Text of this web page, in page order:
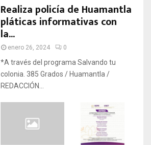
Realiza policía de Huamantla
pláticas informativas con
la...
enero 26, 2024 0
*A través del programa Salvando tu
colonia. 385 Grados / Huamantla /
REDACCIÓN...